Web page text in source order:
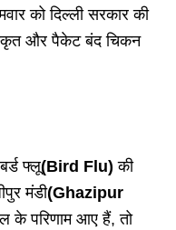
को दिल्ली सरकार की
और पैकेट बंद चिकन
फ्लू(Bird Flu) की
मंडी(Ghazipur
के परिणाम आए हैं, तो